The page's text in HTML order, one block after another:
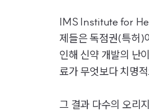
IMS Institute for
제들은 독점권(특허)
인해 신약 개발의 난
료가 무엇보다 치명
그 결과 다수의 오리